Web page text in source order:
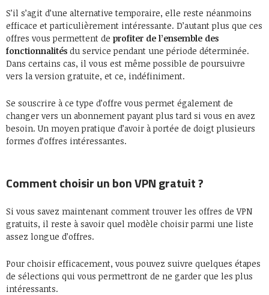
S’il s’agit d’une alternative temporaire, elle reste néanmoins
efficace et particulièrement intéressante. D’autant plus que ces
offres vous permettent de profiter de l’ensemble des
fonctionnalités du service pendant une période déterminée.
Dans certains cas, il vous est même possible de poursuivre
vers la version gratuite, et ce, indéfiniment.
Se souscrire à ce type d’offre vous permet également de
changer vers un abonnement payant plus tard si vous en avez
besoin. Un moyen pratique d’avoir à portée de doigt plusieurs
formes d’offres intéressantes.
Comment choisir un bon VPN gratuit ?
Si vous savez maintenant comment trouver les offres de VPN
gratuits, il reste à savoir quel modèle choisir parmi une liste
assez longue d’offres.
Pour choisir efficacement, vous pouvez suivre quelques étapes
de sélections qui vous permettront de ne garder que les plus
intéressants.